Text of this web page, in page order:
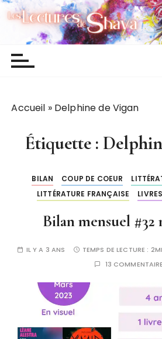
P
Les lectures de
Accueil » Delphine de Vigan
Étiquette :
BILAN COUP DE COEUR
LITTÉRATURE FRANÇAISE
LIVRES
Bilan mensuel #32
IL Y A 3 ANS TEMPS DE LECTURE :
13